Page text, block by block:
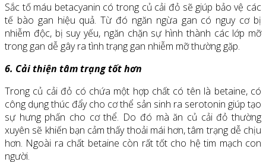
Sắc tố máu betacyanin có trong củ cải đỏ sẽ giúp bảo vệ các
tế bào gan hiệu quả. Từ đó ngăn ngừa gan có nguy cơ bị
nhiễm độc, bị suy yếu, ngăn chặn sự hình thành các lớp mỡ
trong gan dễ gây ra tình trạng gan nhiễm mỡ thường gặp.
6. Cải thiện tâm trạng tốt hơn
Trong củ cải đỏ có chứa một hợp chất có tên là betaine, có
công dụng thúc đẩy cho cơ thể sản sinh ra serotonin giúp tạo
sự hưng phấn cho cơ thể. Do đó mà ăn củ cải đỏ thường
xuyên sẽ khiến bạn cảm thấy thoải mái hơn, tâm trạng dễ chịu
hơn. Ngoài ra chất betaine còn rất tốt cho hệ tim mạch con
người.